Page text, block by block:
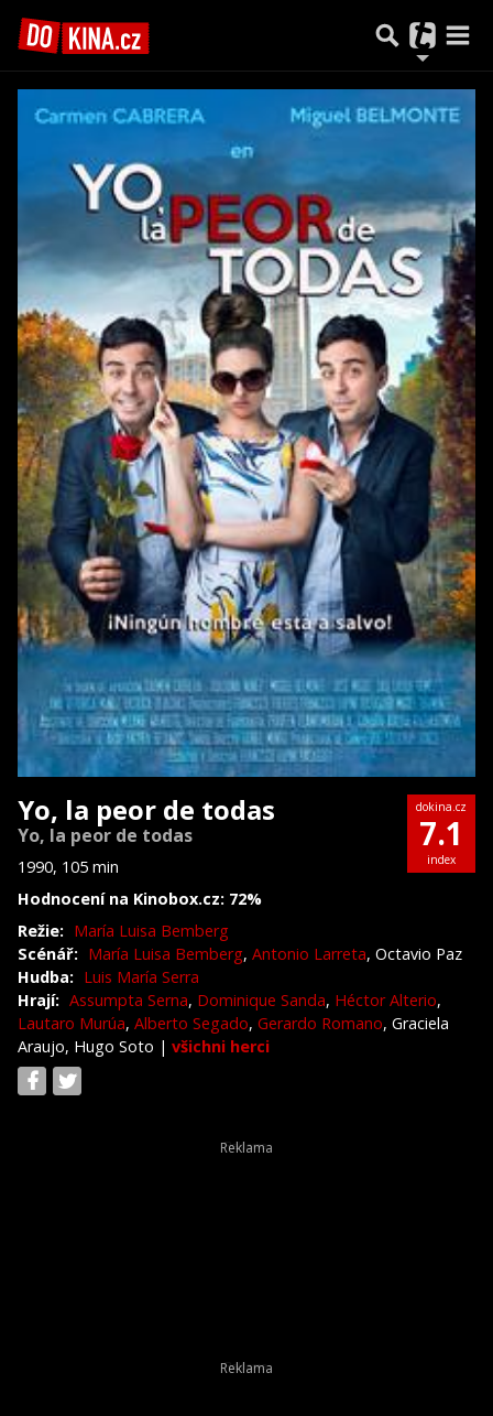
Yo, la peor de todas
Yo, la peor de todas
1990, 105 min
Hodnocení na Kinobox.cz: 72%
dokina.cz
7.1
index
Režie: María Luisa Bemberg
Scénář: María Luisa Bemberg, Antonio Larreta, Octavio Paz
Hudba: Luis María Serra
Hrají: Assumpta Serna, Dominique Sanda, Héctor Alterio,
Lautaro Murúa, Alberto Segado, Gerardo Romano, Graciela
Araujo, Hugo Soto | všichni herci